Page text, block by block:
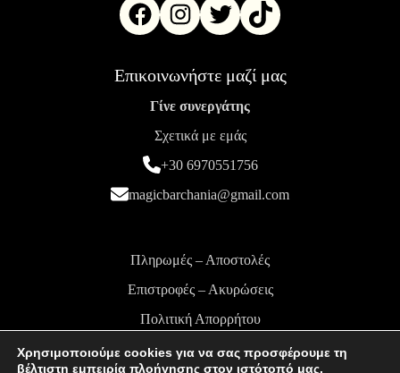
Επικοινωνήστε μαζί μας
Γίνε συνεργάτης
Σχετικά με εμάς
+30 6970551756
magicbarchania@gmail.com
Πληρωμές – Αποστολές
Επιστροφές – Ακυρώσεις
Πολιτική Απορρήτου
Όροι και Προϋποθέσεις
Χρησιμοποιούμε cookies για να σας προσφέρουμε τη
βέλτιστη εμπειρία πλοήγησης στον ιστότοπό μας.